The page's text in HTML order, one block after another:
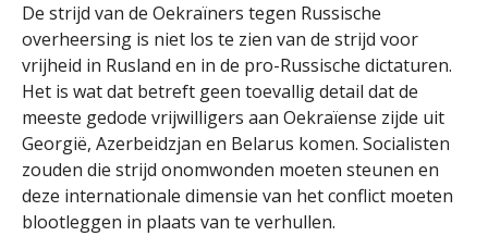
De strijd van de Oekraïners tegen Russische
overheersing is niet los te zien van de strijd voor
vrijheid in Rusland en in de pro-Russische dictaturen.
Het is wat dat betreft geen toevallig detail dat de
meeste gedode vrijwilligers aan Oekraïense zijde uit
Georgië, Azerbeidzjan en Belarus komen. Socialisten
zouden die strijd onomwonden moeten steunen en
deze internationale dimensie van het conflict moeten
blootleggen in plaats van te verhullen.